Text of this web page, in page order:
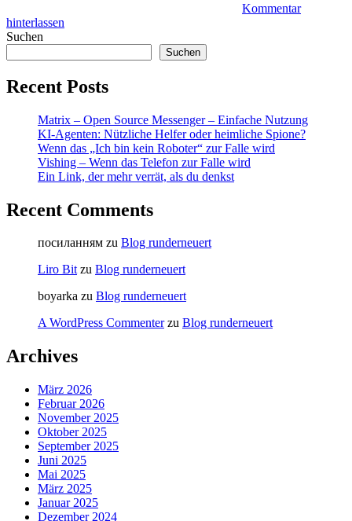
Kommentar
hinterlassen
Suchen
Suchen
Recent Posts
Matrix – Open Source Messenger – Einfache Nutzung
KI-Agenten: Nützliche Helfer oder heimliche Spione?
Wenn das „Ich bin kein Roboter“ zur Falle wird
Vishing – Wenn das Telefon zur Falle wird
Ein Link, der mehr verrät, als du denkst
Recent Comments
посиланням zu Blog runderneuert
Liro Bitzu Blog runderneuert
boyarka zu Blog runderneuert
A WordPress Commenterzu Blog runderneuert
Archives
März 2026
Februar 2026
November 2025
Oktober 2025
September 2025
Juni 2025
Mai 2025
März 2025
Januar 2025
Dezember 2024